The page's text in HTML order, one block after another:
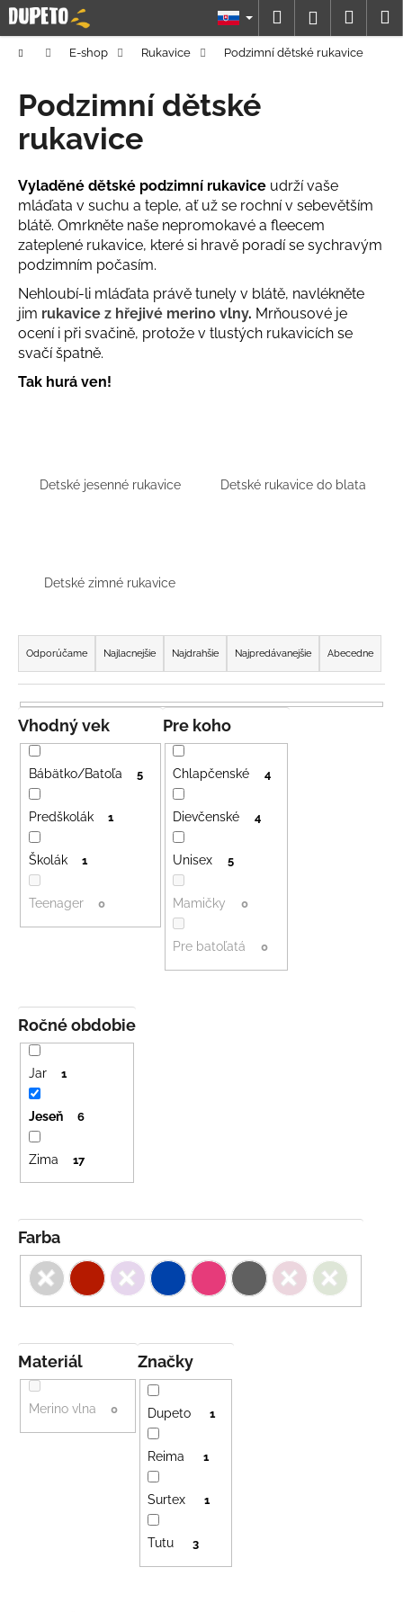
Prejsť
na
obsah
Hľadať
košík
DomovE-shop Rukavice Podzimní dětské rukavice
Podzimní dětské
rukavice
Vyladěné dětské podzimní rukavice udrží vaše
mláďata v suchu a teple, ať už se rochní v sebevětším
blátě. Omrkněte naše nepromokavé a fleecem
zateplené rukavice, které si hravě poradí se sychravým
podzimním počasím.
Nehloubí-li mláďata právě tunely v blátě, navlékněte
jim rukavice z hřejivé merino vlny. Mrňousové je
ocení i při svačině, protože v tlustých rukavicích se
svačí špatně.
Tak hurá ven!
Detské jesenné rukavice Detské rukavice do blata
Detské zimné rukavice
R
a
d
e
n
i
p
o
d
u
t
Odporúčame Najlacnejšie Najdrahšie Najpredávanejšie Abecedne
Značky
Dupeto 1
Reima 1
Surtex 1
Tutu 3
Farba
Materiál
Merino vlna 0
Pre koho
Chlapčenské 4
Dievčenské 4
Unisex 5
Mamičky 0
Pre batoľatá 0
Ročné obdobie
Jar 1
Jeseň 6
Zima 17
Vhodný vek
Bábätko/Batoľa 5
Predškolák 1
Školák 1
Teenager 0
K
o
Č
o
p
t
r
e
b
u
j
e
t
e
O
d
p
o
m
SVETLO
MODRÁ
€16